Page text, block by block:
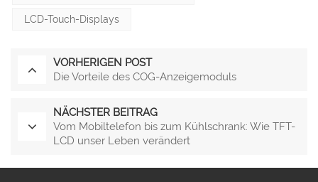
LCD-Touch-Displays
VORHERIGEN POST
Die Vorteile des COG-Anzeigemoduls
NÄCHSTER BEITRAG
Vom Mobiltelefon bis zum Kühlschrank: Wie TFT-
LCD unser Leben verändert